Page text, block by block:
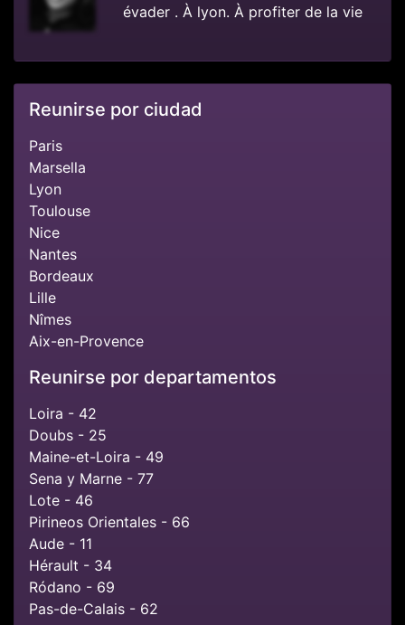
évader . À lyon. À profiter de la vie
Reunirse por ciudad
Paris
Marsella
Lyon
Toulouse
Nice
Nantes
Bordeaux
Lille
Nîmes
Aix-en-Provence
Reunirse por departamentos
Loira - 42
Doubs - 25
Maine-et-Loira - 49
Sena y Marne - 77
Lote - 46
Pirineos Orientales - 66
Aude - 11
Hérault - 34
Ródano - 69
Pas-de-Calais - 62